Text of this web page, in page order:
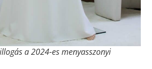
a 2024-es menyasszonyi